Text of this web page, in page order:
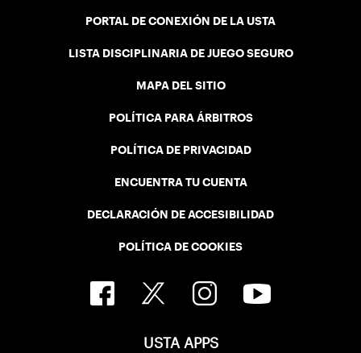
PORTAL DE CONEXIÓN DE LA USTA
LISTA DISCIPLINARIA DE JUEGO SEGURO
MAPA DEL SITIO
POLÍTICA PARA ÁRBITROS
POLÍTICA DE PRIVACIDAD
ENCUENTRA TU CUENTA
DECLARACIÓN DE ACCESIBILIDAD
POLÍTICA DE COOKIES
USTA APPS